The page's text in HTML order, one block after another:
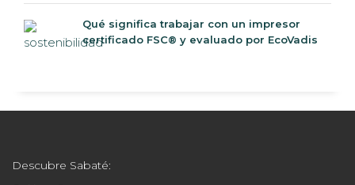
Qué significa trabajar con un impresor
certificado FSC® y evaluado por EcoVadis
Descubre Sabaté: